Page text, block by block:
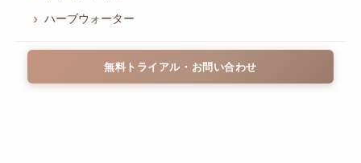
ハーブウォーター
無料トライアル・お問い合わせ